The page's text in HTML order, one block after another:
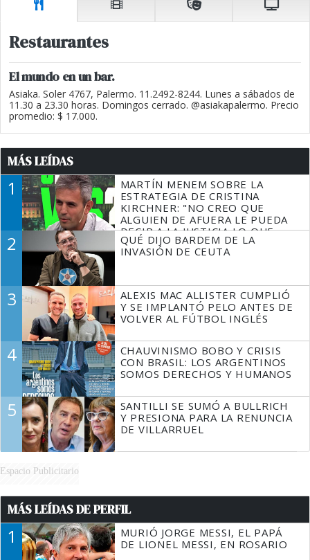
Restaurantes
El mundo en un bar.
Asiaka. Soler 4767, Palermo. 11.2492-8244. Lunes a sábados de
11.30 a 23.30 horas. Domingos cerrado. @asiakapalermo. Precio
promedio: $ 17.000.
MÁS LEÍDAS
1
MARTÍN MENEM SOBRE LA
ESTRATEGIA DE CRISTINA
KIRCHNER: "NO CREO QUE
ALGUIEN DE AFUERA LE PUEDA
DECIR A LA JUSTICIA LO QUE
TIENE QUE HACER"
2
QUÉ DIJO BARDEM DE LA
INVASIÓN DE CEUTA
3
ALEXIS MAC ALLISTER CUMPLIÓ
Y SE IMPLANTÓ PELO ANTES DE
VOLVER AL FÚTBOL INGLÉS
4
CHAUVINISMO BOBO Y CRISIS
CON BRASIL: LOS ARGENTINOS
SOMOS DERECHOS Y HUMANOS
5
SANTILLI SE SUMÓ A BULLRICH
Y PRESIONA PARA LA RENUNCIA
DE VILLARRUEL
Espacio Publicitario
MÁS LEÍDAS DE PERFIL
1
MURIÓ JORGE MESSI, EL PAPÁ
DE LIONEL MESSI, EN ROSARIO